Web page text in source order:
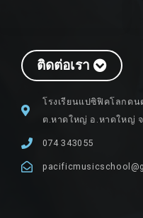
ติดต่อเรา
โรงเรียนแปซิฟิคโลกดน
ต.หาดใหญ่ อ.หาดใหญ่
074 343055